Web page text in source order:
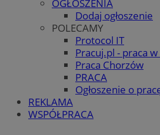
OGŁOSZENIA
Dodaj ogłoszenie
POLECAMY
Protocol IT
Pracuj.pl - praca
Praca Chorzów
PRACA
Ogłoszenie o
REKLAMA
WSPÓŁPRACA